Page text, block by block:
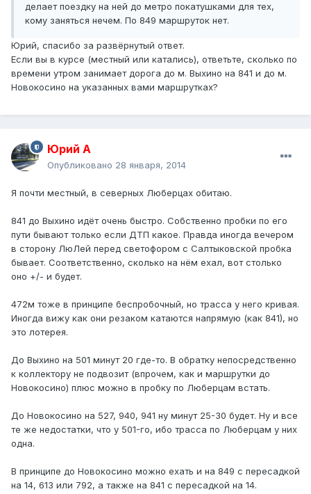
делает поездку на ней до метро покатушками для тех,
кому заняться нечем. По 849 маршруток нет.
Юрий, спасибо за развёрнутый ответ.
Если вы в курсе (местный или катались), ответьте, сколько по
времени утром занимает дорога до м. Выхино на 841 и до м.
Новокосино на указанных вами маршрутках?
Юрий А
Опубликовано 28 января, 2014
Я почти местный, в северных Люберцах обитаю.
841 до Выхино идёт очень быстро. Собственно пробки по его
пути бывают только если ДТП какое. Правда иногда вечером
в сторону ЛюЛей перед светофором с Салтыковской пробка
бывает. Соответственно, сколько на нём ехал, вот столько
оно +/- и будет.
472м тоже в принципе беспробочный, но трасса у него кривая.
Иногда вижу как они резаком катаются напрямую (как 841), но
это лотерея.
До Выхино на 501 минут 20 где-то. В обратку непосредственно
к коллектору не подвозит (впрочем, как и маршрутки до
Новокосино) плюс можно в пробку по Люберцам встать.
До Новокосино на 527, 940, 941 ну минут 25-30 будет. Ну и все
те же недостатки, что у 501-го, ибо трасса по Люберцам у них
одна.
В принципе до Новокосино можно ехать и на 849 с пересадкой
на 14, 613 или 792, а также на 841 с пересадкой на 14.